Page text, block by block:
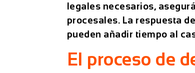
legales necesarios,
procesales. La respuesta
pueden añadir tiempo al
El proceso de